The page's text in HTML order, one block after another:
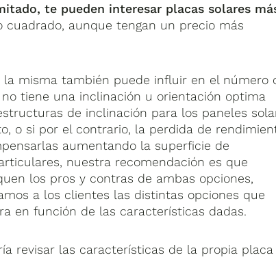
te pueden interesar placas solares
aunque tengan un precio más
misma también puede influir en el número
tiene una inclinación u orientación optima
de inclinación para los paneles
o si por el contrario, la perdida de
aumentando la superficie de
nuestra recomendación es que
los pros y contras de ambas opciones,
a los clientes las distintas opciones que
en función de las características dadas.
revisar las características de la propia placa